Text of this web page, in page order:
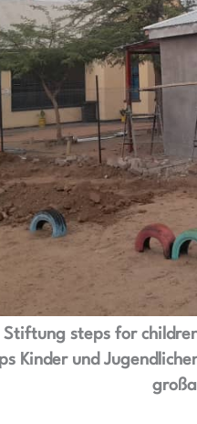
Stiftung steps for
Kinder und